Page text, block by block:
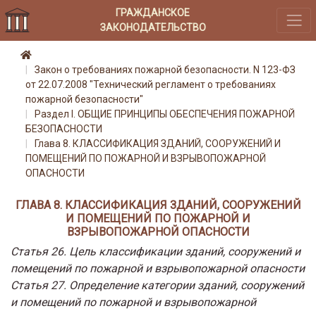
ГРАЖДАНСКОЕ
ЗАКОНОДАТЕЛЬСТВО
Закон о требованиях пожарной безопасности. N 123-ФЗ
от 22.07.2008 "Технический регламент о требованиях
пожарной безопасности"
Раздел I. ОБЩИЕ ПРИНЦИПЫ ОБЕСПЕЧЕНИЯ ПОЖАРНОЙ
БЕЗОПАСНОСТИ
Глава 8. КЛАССИФИКАЦИЯ ЗДАНИЙ, СООРУЖЕНИЙ И
ПОМЕЩЕНИЙ ПО ПОЖАРНОЙ И ВЗРЫВОПОЖАРНОЙ
ОПАСНОСТИ
ГЛАВА 8. КЛАССИФИКАЦИЯ ЗДАНИЙ, СООРУЖЕНИЙ
И ПОМЕЩЕНИЙ ПО ПОЖАРНОЙ И
ВЗРЫВОПОЖАРНОЙ ОПАСНОСТИ
Статья 26. Цель классификации зданий, сооружений и
помещений по пожарной и взрывопожарной опасности
Статья 27. Определение категории зданий, сооружений
и помещений по пожарной и взрывопожарной